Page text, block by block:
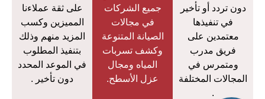
دون تردد أو تأخير
في تنفيذها
معتمدين على
فريق مدرب
ومتمرس في
المجالات المختلفة
.
جميع الشركات
في مجالات
الصيانة المتنوعة
وكشف تسربات
المياه ومجال
عزل الأسطح.
على ثقة عملاءنا
المميزين وكسب
المزيد منهم وذلك
بتنفيذ المطلوب
في الموعد المحدد
دون تأخير .